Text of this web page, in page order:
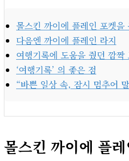
몰스킨 까이에 플레인 포켓을
다음엔 까이에 플레인 라지
여행기록에 도움을 줬던 깜짝
‘여행기록’ 의 좋은 점
“바쁜 일상 속, 잠시 멈추어
몰스킨 까이에 플